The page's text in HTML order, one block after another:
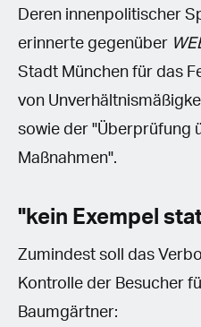
Deren innenpolitischer
erinnerte gegenüber
Stadt München für das
von
sowie der "Überprüfung
Maßnahmen".
"kein Exempel
Zumindest soll das
Kontrolle der Besucher
Baumgärtner: